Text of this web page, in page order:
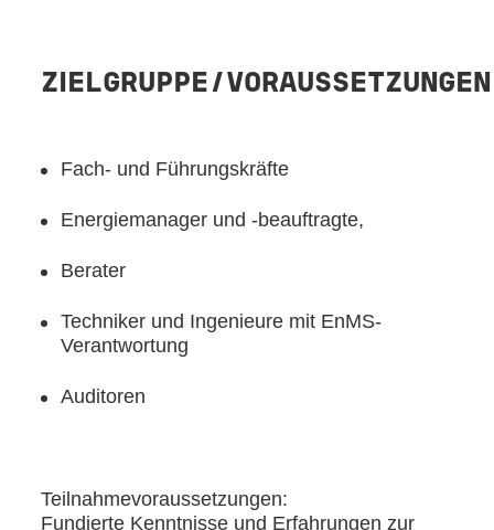
ZIELGRUPPE/VORAUSSETZUNGEN
Fach- und Führungskräfte
Energiemanager und -beauftragte,
Berater
Techniker und Ingenieure mit EnMS-
Verantwortung
Auditoren
Teilnahmevoraussetzungen:
Fundierte Kenntnisse und Erfahrungen zur